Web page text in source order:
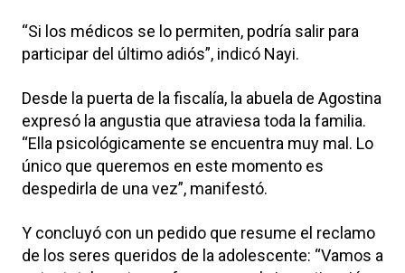
“Si los médicos se lo permiten, podría salir para
participar del último adiós”, indicó Nayi.
Desde la puerta de la fiscalía, la abuela de Agostina
expresó la angustia que atraviesa toda la familia.
“Ella psicológicamente se encuentra muy mal. Lo
único que queremos en este momento es
despedirla de una vez”, manifestó.
Y concluyó con un pedido que resume el reclamo
de los seres queridos de la adolescente: “Vamos a